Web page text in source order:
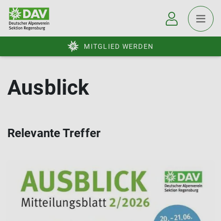
MITGLIED WERDEN
Ausblick
Relevante Treffer